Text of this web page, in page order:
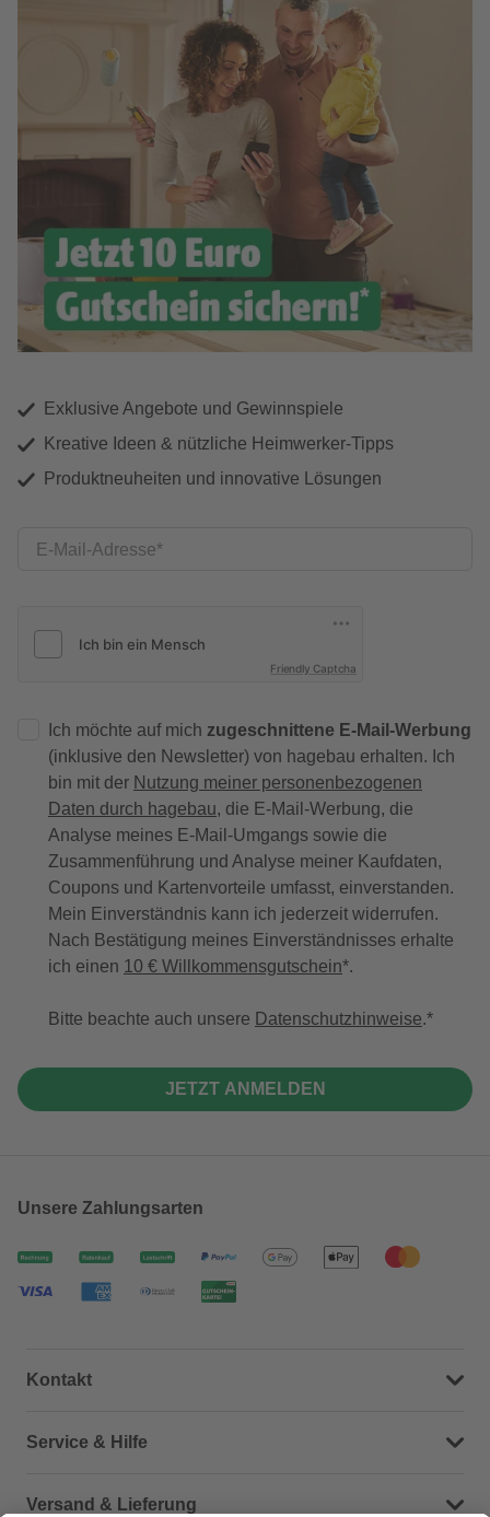
Exklusive Angebote und Gewinnspiele
Kreative Ideen & nützliche Heimwerker-Tipps
Produktneuheiten und innovative Lösungen
E-Mail-Adresse
Friendly Captcha
Ich möchte auf mich zugeschnittene E-Mail-Werbung
(inklusive den Newsletter) von hagebau erhalten. Ich
bin mit der Nutzung meiner personenbezogenen
Daten durch hagebau, die E-Mail-Werbung, die
Analyse meines E-Mail-Umgangs sowie die
Zusammenführung und Analyse meiner Kaufdaten,
Coupons und Kartenvorteile umfasst, einverstanden.
Mein Einverständnis kann ich jederzeit widerrufen.
Nach Bestätigung meines Einverständnisses erhalte
ich einen 10 € Willkommensgutschein*.
Bitte beachte auch unsere Datenschutzhinweise.
JETZT ANMELDEN
Unsere Zahlungsarten
Kontakt
Dein Kontakt zu uns
Service & Hilfe
Häufige Fragen (FAQ)
Versand & Lieferung